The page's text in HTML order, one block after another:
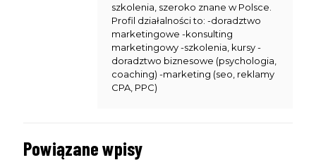
szkolenia, szeroko znane w Polsce.
Profil działalności to: -doradztwo
marketingowe -konsulting
marketingowy -szkolenia, kursy -
doradztwo biznesowe (psychologia,
coaching) -marketing (seo, reklamy
CPA, PPC)
Powiązane wpisy